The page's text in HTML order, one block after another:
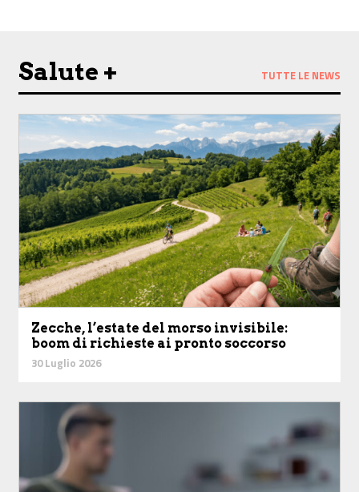
Salute + TUTTE LE NEWS
Zecche, l’estate del morso invisibile:
boom di richieste ai pronto soccorso
30 Luglio 2026